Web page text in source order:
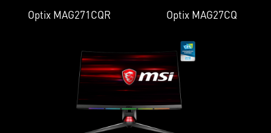
Optix MAG271CQR Optix MAG27CQ